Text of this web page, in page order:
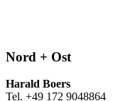
Nord + Ost
Harald Boers
Tel. +49 172 9048864